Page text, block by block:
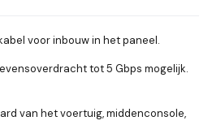
voor inbouw in het paneel.
tot 5 Gbps mogelijk.
van het voertuig, middenconsole,